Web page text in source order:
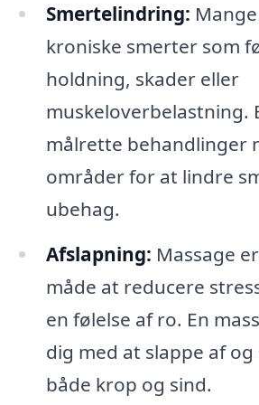
Smertelindring:
kroniske smerter som
holdning, skader eller
muskeloverbelastning.
målrette behandlinger
områder for at lindre
ubehag.
Afslapning: Massage
måde at reducere
en følelse af ro. En
dig med at slappe af
både krop og sind.